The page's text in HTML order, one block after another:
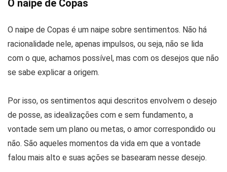
O naipe de Copas
O naipe de Copas é um naipe sobre sentimentos. Não há
racionalidade nele, apenas impulsos, ou seja, não se lida
com o que, achamos possível, mas com os desejos que não
se sabe explicar a origem.
Por isso, os sentimentos aqui descritos envolvem o desejo
de posse, as idealizações com e sem fundamento, a
vontade sem um plano ou metas, o amor correspondido ou
não. São aqueles momentos da vida em que a vontade
falou mais alto e suas ações se basearam nesse desejo.